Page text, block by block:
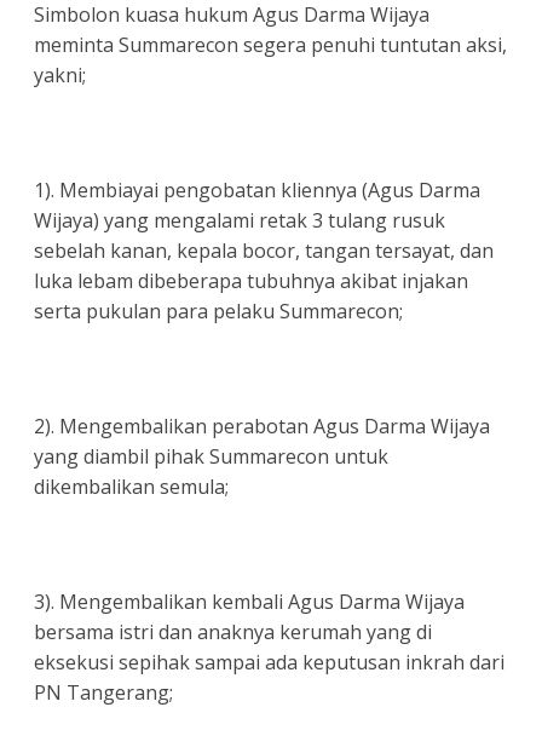
Simbolon kuasa hukum Agus Darma Wijaya
meminta Summarecon segera penuhi tuntutan aksi,
yakni;
1). Membiayai pengobatan kliennya (Agus Darma
Wijaya) yang mengalami retak 3 tulang rusuk
sebelah kanan, kepala bocor, tangan tersayat, dan
luka lebam dibeberapa tubuhnya akibat injakan
serta pukulan para pelaku Summarecon;
2). Mengembalikan perabotan Agus Darma Wijaya
yang diambil pihak Summarecon untuk
dikembalikan semula;
3). Mengembalikan kembali Agus Darma Wijaya
bersama istri dan anaknya kerumah yang di
eksekusi sepihak sampai ada keputusan inkrah dari
PN Tangerang;